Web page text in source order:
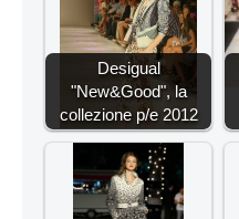
Desigual
"New&Good", la
collezione p/e 2012